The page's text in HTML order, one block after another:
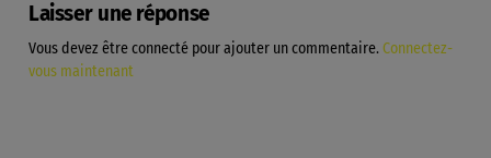
Laisser une réponse
Vous devez être connecté pour ajouter un commentaire. Connectez-
vous maintenant